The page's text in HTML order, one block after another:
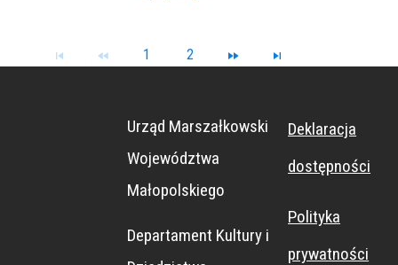
1 2
Urząd Marszałkowski
Województwa
Małopolskiego
Departament Kultury i
Deklaracja
dostępności
Polityka
prywatności